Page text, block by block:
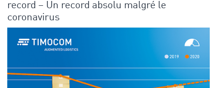
record – Un record absolu malgré le
coronavirus